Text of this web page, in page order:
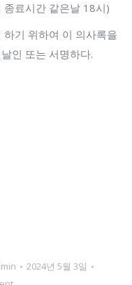
종료시간 같은날 18시)
기 위하여 이 의사록을
인 또는 서명하다.
2024년 5월 3일